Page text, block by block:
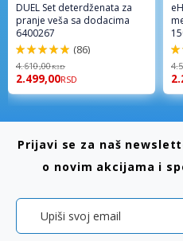
DUEL Set deterdženata za
pranje veša sa dodacima
6400267
98%
(86)
4.610,00RSD
2.499,00RSD
Prijavi se za naš
o novim akcijama i